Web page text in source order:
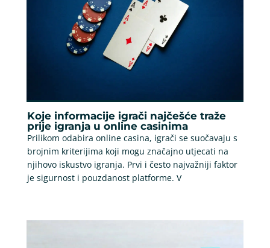
Koje informacije igrači najčešće traže
prije igranja u online casinima
Prilikom odabira online casina, igrači se suočavaju s
brojnim kriterijima koji mogu značajno utjecati na
njihovo iskustvo igranja. Prvi i često najvažniji faktor
je sigurnost i pouzdanost platforme. V